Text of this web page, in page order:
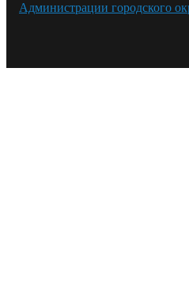
Администрации городского